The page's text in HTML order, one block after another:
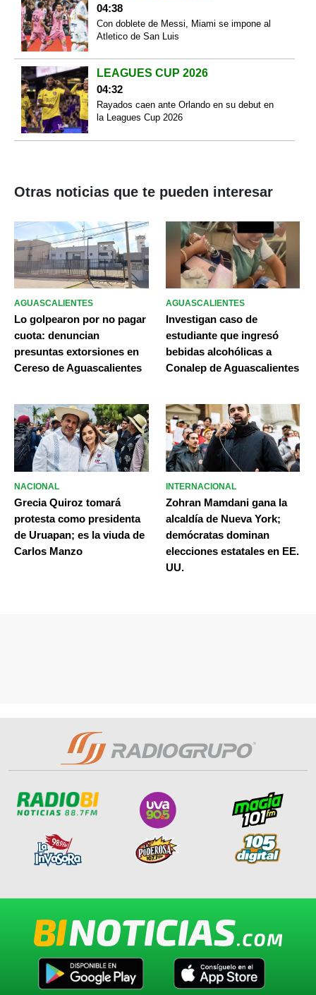
04:38
Con doblete de Messi, Miami se impone al
Atletico de San Luis
LEAGUES CUP 2026
04:32
Rayados caen ante Orlando en su debut en
la Leagues Cup 2026
Otras noticias que te pueden interesar
AGUASCALIENTES
Lo golpearon por no pagar
cuota: denuncian
presuntas extorsiones en
Cereso de Aguascalientes
AGUASCALIENTES
Investigan caso de
estudiante que ingresó
bebidas alcohólicas a
Conalep de Aguascalientes
NACIONAL
Grecia Quiroz tomará
protesta como presidenta
de Uruapan; es la viuda de
Carlos Manzo
INTERNACIONAL
Zohran Mamdani gana la
alcaldía de Nueva York;
demócratas dominan
elecciones estatales en EE.
UU.